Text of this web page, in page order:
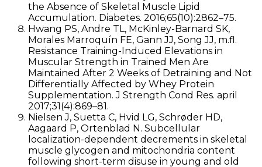
the Absence of Skeletal Muscle Lipid
Accumulation. Diabetes. 2016;65(10):2862–75.
Hwang PS, Andre TL, McKinley-Barnard SK,
Morales Marroquín FE, Gann JJ, Song JJ, m.fl.
Resistance Training-Induced Elevations in
Muscular Strength in Trained Men Are
Maintained After 2 Weeks of Detraining and Not
Differentially Affected by Whey Protein
Supplementation. J Strength Cond Res. april
2017;31(4):869–81.
Nielsen J, Suetta C, Hvid LG, Schrøder HD,
Aagaard P, Ortenblad N. Subcellular
localization-dependent decrements in skeletal
muscle glycogen and mitochondria content
following short-term disuse in young and old